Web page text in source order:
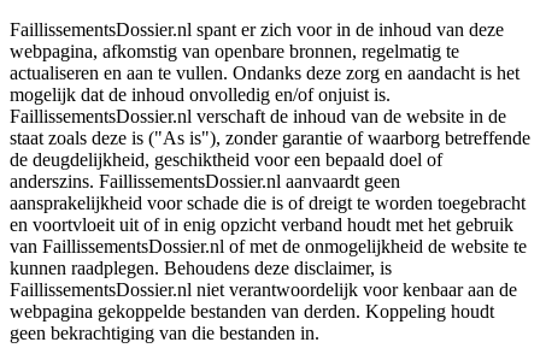
FaillissementsDossier.nl spant er zich voor in de inhoud van deze
webpagina, afkomstig van openbare bronnen, regelmatig te
actualiseren en aan te vullen. Ondanks deze zorg en aandacht is het
mogelijk dat de inhoud onvolledig en/of onjuist is.
FaillissementsDossier.nl verschaft de inhoud van de website in de
staat zoals deze is ("As is"), zonder garantie of waarborg betreffende
de deugdelijkheid, geschiktheid voor een bepaald doel of
anderszins. FaillissementsDossier.nl aanvaardt geen
aansprakelijkheid voor schade die is of dreigt te worden toegebracht
en voortvloeit uit of in enig opzicht verband houdt met het gebruik
van FaillissementsDossier.nl of met de onmogelijkheid de website te
kunnen raadplegen. Behoudens deze disclaimer, is
FaillissementsDossier.nl niet verantwoordelijk voor kenbaar aan de
webpagina gekoppelde bestanden van derden. Koppeling houdt
geen bekrachtiging van die bestanden in.